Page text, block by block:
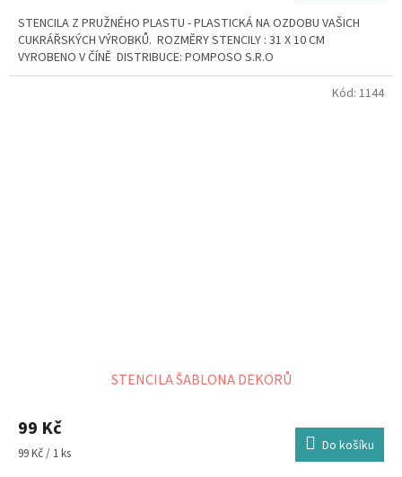
STENCILA Z PRUŽNÉHO PLASTU - PLASTICKÁ NA OZDOBU VAŠICH
CUKRÁŘSKÝCH VÝROBKŮ. ROZMĚRY STENCILY : 31 X 10 CM
VYROBENO V ČÍNĚ DISTRIBUCE: POMPOSO S.R.O
STENCILA ŠABLONA DEKORŮ
99 Kč
Měrná
99 Kč / 1 ks Do košíku
Kód: 1144